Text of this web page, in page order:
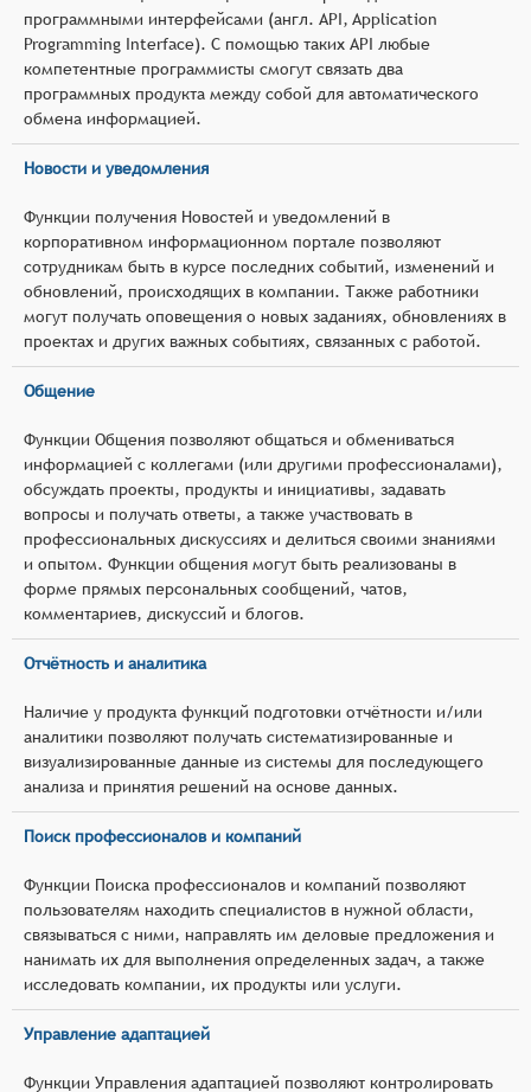
программными интерфейсами (англ. API, Application
Programming Interface). С помощью таких API любые
компетентные программисты смогут связать два
программных продукта между собой для автоматического
обмена информацией.
Новости и уведомления
Функции получения Новостей и уведомлений в
корпоративном информационном портале позволяют
сотрудникам быть в курсе последних событий, изменений и
обновлений, происходящих в компании. Также работники
могут получать оповещения о новых заданиях, обновлениях в
проектах и других важных событиях, связанных с работой.
Общение
Функции Общения позволяют общаться и обмениваться
информацией с коллегами (или другими профессионалами),
обсуждать проекты, продукты и инициативы, задавать
вопросы и получать ответы, а также участвовать в
профессиональных дискуссиях и делиться своими знаниями
и опытом. Функции общения могут быть реализованы в
форме прямых персональных сообщений, чатов,
комментариев, дискуссий и блогов.
Отчётность и аналитика
Наличие у продукта функций подготовки отчётности и/или
аналитики позволяют получать систематизированные и
визуализированные данные из системы для последующего
анализа и принятия решений на основе данных.
Поиск профессионалов и компаний
Функции Поиска профессионалов и компаний позволяют
пользователям находить специалистов в нужной области,
связываться с ними, направлять им деловые предложения и
нанимать их для выполнения определенных задач, а также
исследовать компании, их продукты или услуги.
Управление адаптацией
Функции Управления адаптацией позволяют контролировать